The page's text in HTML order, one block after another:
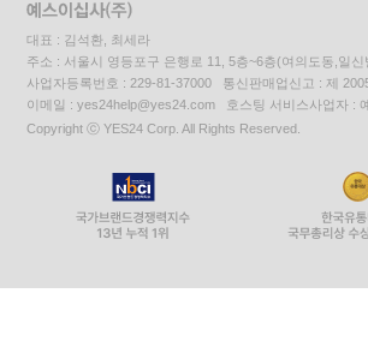
대표 : 김석환, 최세라
주소 : 서울시 영등포구 은행로 11, 5층~6층(여의도동,일신
사업자등록번호 : 229-81-37000 통신판매업신고 : 제
이메일 : yes24help@yes24.com 호스팅 서비스사업자 :
Copyright ⓒ YES24 Corp. All Rights Reserved.